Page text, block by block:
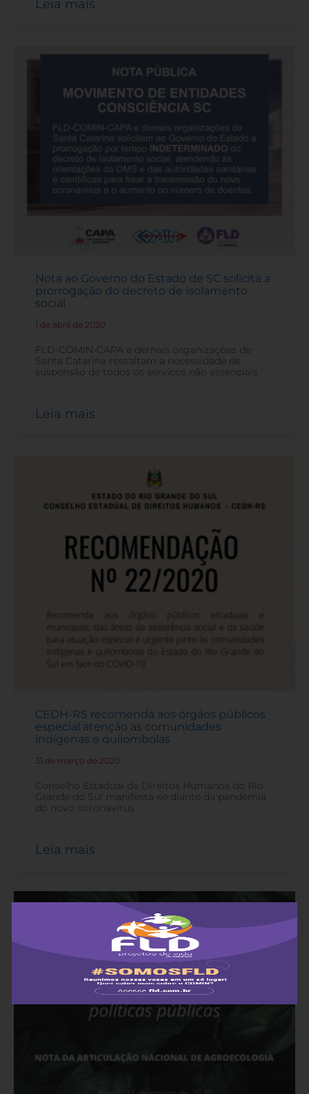
Leia mais
Nota ao Governo do Estado de SC solicita a
prorrogação do decreto de isolamento
social
1 de abril de 2020
FLD-COMIN-CAPA e demais organizações de
Santa Catarina ressaltam a necessidade de
suspensão de todos os serviços não essenciais
Leia mais
CEDH-RS recomenda aos órgãos públicos
especial atenção às comunidades
indígenas e quilombolas
31 de março de 2020
Conselho Estadual de Direitos Humanos do Rio
Grande do Sul manifesta-se diante da pandemia
do novo coronavírus
Leia mais